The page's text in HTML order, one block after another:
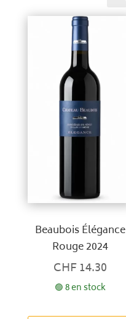
Beaubois Élégance
Rouge 2024
CHF14.30
🟢 8 en stock